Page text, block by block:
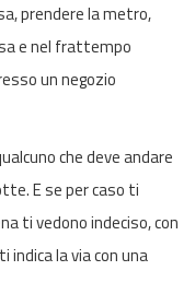
prendere la metro,
e nel frattempo
un negozio
che deve andare
E se per caso ti
ti vedono indeciso, con
la via con una